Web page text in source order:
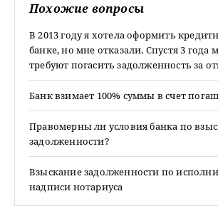
Похожие вопросы
В 2013 году я хотела оформить
банке, но мне отказали. Спустя 3 года
требуют погасить задолженность за
Банк взимает 100% суммы в счет
Правомерны ли условия банка по
задолженности?
Взыскание задолженности по
надписи нотариуса